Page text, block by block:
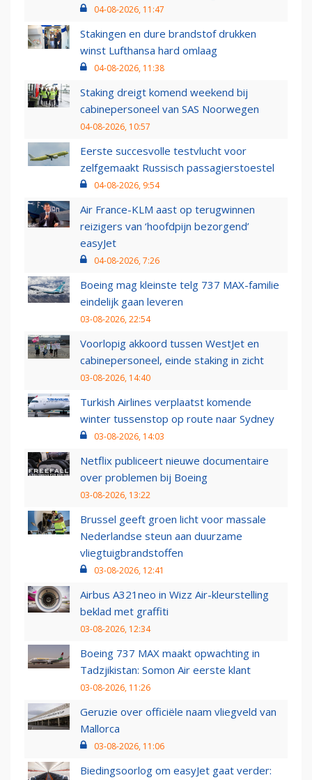
04-08-2026, 11:47
Stakingen en dure brandstof drukken
winst Lufthansa hard omlaag
04-08-2026, 11:38
Staking dreigt komend weekend bij
cabinepersoneel van SAS Noorwegen
04-08-2026, 10:57
Eerste succesvolle testvlucht voor
zelfgemaakt Russisch passagierstoestel
04-08-2026, 9:54
Air France-KLM aast op terugwinnen
reizigers van ‘hoofdpijn bezorgend’
easyJet
04-08-2026, 7:26
Boeing mag kleinste telg 737 MAX-familie
eindelijk gaan leveren
03-08-2026, 22:54
Voorlopig akkoord tussen WestJet en
cabinepersoneel, einde staking in zicht
03-08-2026, 14:40
Turkish Airlines verplaatst komende
winter tussenstop op route naar Sydney
03-08-2026, 14:03
Netflix publiceert nieuwe documentaire
over problemen bij Boeing
03-08-2026, 13:22
Brussel geeft groen licht voor massale
Nederlandse steun aan duurzame
vliegtuigbrandstoffen
03-08-2026, 12:41
Airbus A321neo in Wizz Air-kleurstelling
beklad met graffiti
03-08-2026, 12:34
Boeing 737 MAX maakt opwachting in
Tadzjikistan: Somon Air eerste klant
03-08-2026, 11:26
Geruzie over officiële naam vliegveld van
Mallorca
03-08-2026, 11:06
Biedingsoorlog om easyJet gaat verder: